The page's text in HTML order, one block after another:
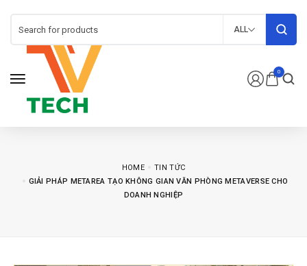
0
ALL
HOME
TIN TỨC
GIẢI PHÁP METAREA TẠO KHÔNG GIAN VĂN PHÒNG METAVERSE CHO
DOANH NGHIỆP